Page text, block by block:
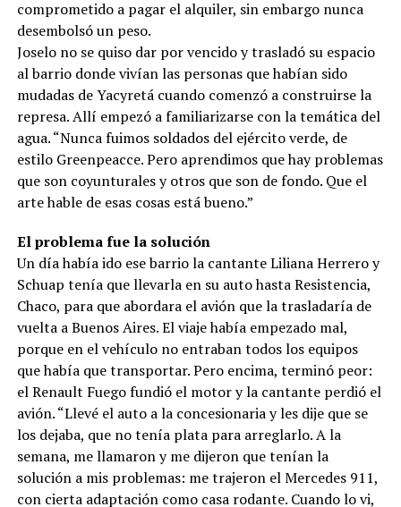
comprometido a pagar el alquiler, sin embargo nunca
desembolsó un peso.
Joselo no se quiso dar por vencido y trasladó su espacio
al barrio donde vivían las personas que habían sido
mudadas de Yacyretá cuando comenzó a construirse la
represa. Allí empezó a familiarizarse con la temática del
agua. “Nunca fuimos soldados del ejército verde, de
estilo Greenpeacce. Pero aprendimos que hay problemas
que son coyunturales y otros que son de fondo. Que el
arte hable de esas cosas está bueno.”
El problema fue la solución
Un día había ido ese barrio la cantante Liliana Herrero y
Schuap tenía que llevarla en su auto hasta Resistencia,
Chaco, para que abordara el avión que la trasladaría de
vuelta a Buenos Aires. El viaje había empezado mal,
porque en el vehículo no entraban todos los equipos
que había que transportar. Pero encima, terminó peor:
el Renault Fuego fundió el motor y la cantante perdió el
avión. “Llevé el auto a la concesionaria y les dije que se
los dejaba, que no tenía plata para arreglarlo. A la
semana, me llamaron y me dijeron que tenían la
solución a mis problemas: me trajeron el Mercedes 911,
con cierta adaptación como casa rodante. Cuando lo vi,